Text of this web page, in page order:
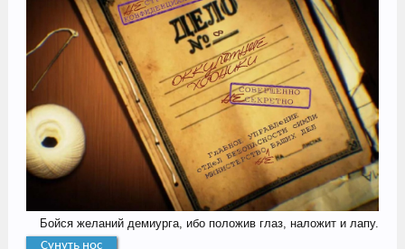
Бойся желаний демиурга, ибо положив глаз, наложит и лапу.​
Сунуть нос